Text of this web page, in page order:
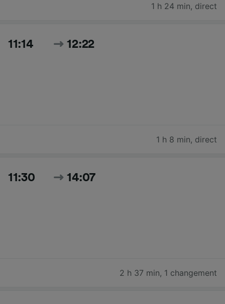
1 h 24 min, direct
11:14 12:22
1 h 8 min, direct
11:30 14:07
2 h 37 min, 1 changement